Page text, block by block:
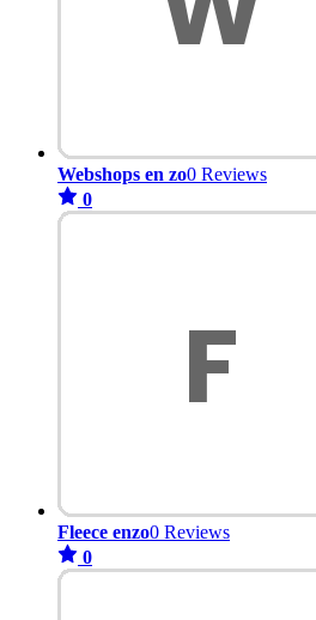
Webshops en zo0 Reviews
0
Fleece enzo0 Reviews
0